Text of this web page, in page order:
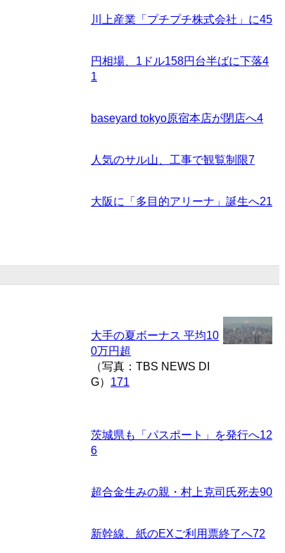
川上産業「プチプチ株式会社」に45
円相場、1ドル158円台半ばに下落4
1
baseyard tokyo原宿本店が閉店へ4
人気のサル山、工事で観覧制限7
大阪に「多目的アリーナ」誕生へ21
大手の夏ボーナス 平均10
0万円超
（写真：TBS NEWS DI
G） 171
茨城県も「パスポート」を発行へ12
6
超合金生みの親・村上克司氏死去90
新幹線、紙のEXご利用票終了へ72